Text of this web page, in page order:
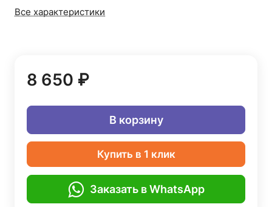
Все характеристики
8 650 ₽
В корзину
Купить в 1 клик
Заказать в WhatsApp